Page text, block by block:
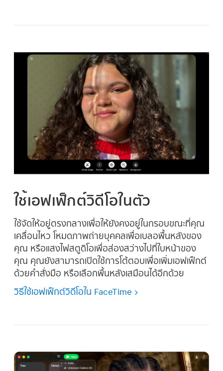
ใช้เอฟเฟ็กต์วิดีโอในตัว
ใช้จัดให้อยู่ตรงกลางเพื่อให้ยังคงอยู่ในกรอบขณะที่คุณ
เคลื่อนไหว โหมดภาพถ่ายบุคคลเพื่อเบลอพื้นหลังของ
คุณ หรือแสงไฟสตูดิโอเพื่อส่องสว่างไปที่ใบหน้าของ
คุณ คุณยังสามารถเปิดใช้การโต้ตอบเพื่อเพิ่มเอฟเฟ็กต์
ด้วยคำสั่งมือ หรือเลือกพื้นหลังเสมือนได้อีกด้วย
วิธีใช้เอฟเฟ็กต์วิดีโอใน FaceTime